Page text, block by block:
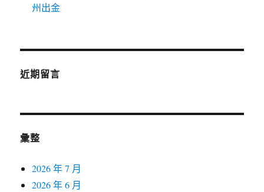
州出金
近期留言
彙整
2026 年 7 月
2026 年 6 月